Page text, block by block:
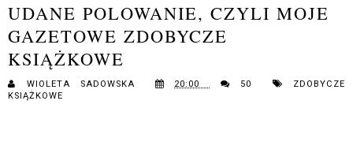
UDANE POLOWANIE, CZYLI MOJE
GAZETOWE ZDOBYCZE
KSIĄŻKOWE
WIOLETA SADOWSKA 20:00 50
ZDOBYCZE
KSIĄŻKOWE